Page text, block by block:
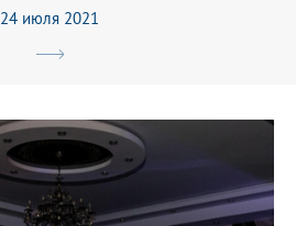
24 июля 2021